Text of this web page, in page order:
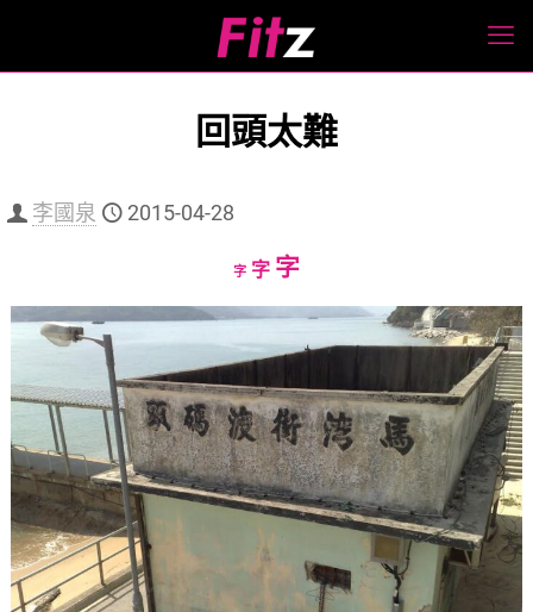
回頭太難
李國泉 2015-04-28
字Decrease
字Reset
字Increase
size.